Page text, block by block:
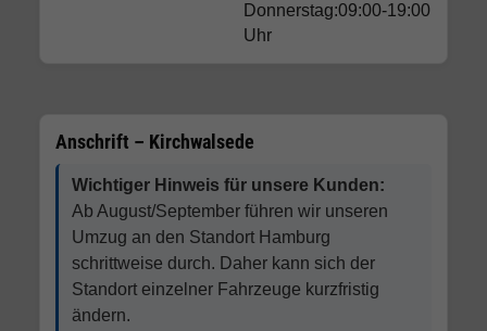
Donnerstag:09:00-19:00
Uhr
Anschrift – Kirchwalsede
Wichtiger Hinweis für unsere Kunden:
Ab August/September führen wir unseren
Umzug an den Standort Hamburg
schrittweise durch. Daher kann sich der
Standort einzelner Fahrzeuge kurzfristig
ändern.